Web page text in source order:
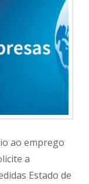
ao emprego
a
Estado de